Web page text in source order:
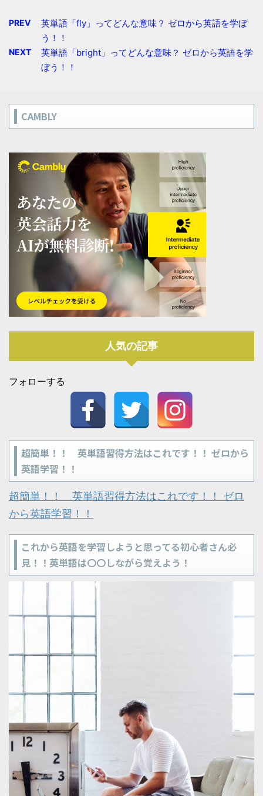
PREV
英単語「fly」ってどんな意味？ ゼロから英語を学ぼ
う！！
NEXT
英単語「bright」ってどんな意味？ ゼロから英語を学
ぼう！！
CAMBLY
人気の記事
フォローする
超簡単！！ 英単語習得方法はこれです！！ ゼロから
英語学習！！
超簡単！！ 英単語習得方法はこれです！！ ゼロ
から英語学習！！
これから英語を学習しようと思ってる初心者さん必
見！！英単語は〇〇しながら覚えよう！